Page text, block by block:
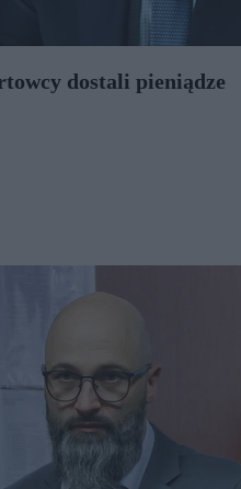
dostali pieniądze